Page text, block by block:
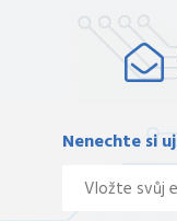
Nenechte si